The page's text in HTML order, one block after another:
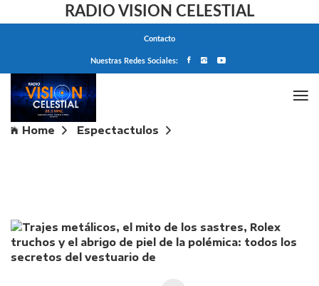
RADIO VISION CELESTIAL
Contacto
Nuestras Redes Sociales:
Home
Espectactulos